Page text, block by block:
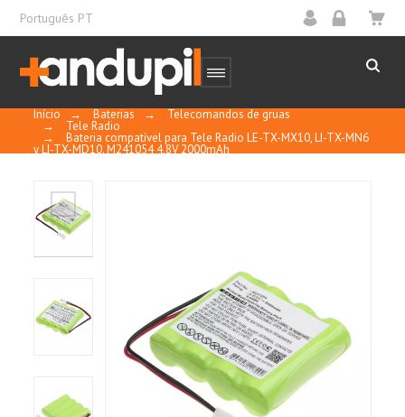
Português PT
Início → Baterias → Telecomandos de gruas
→ Tele Radio
→ Bateria compatível para Tele Radio LE-TX-MX10, LI-TX-MN6
y LI-TX-MD10. M241054 4,8V 2000mAh